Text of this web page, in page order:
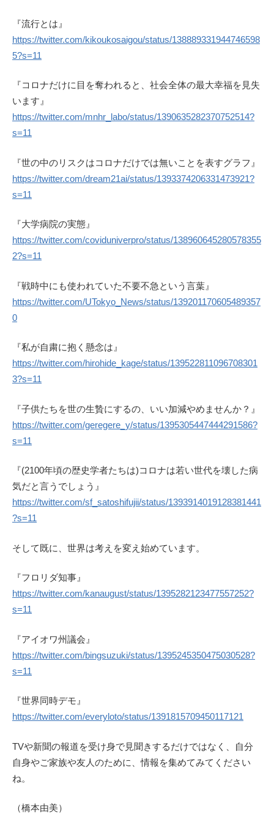
『流行とは』
https://twitter.com/kikoukosaigou/status/138889331944746598
5?s=11
『コロナだけに目を奪われると、社会全体の最大幸福を見失
います』
https://twitter.com/mnhr_labo/status/1390635282370752514?
s=11
『世の中のリスクはコロナだけでは無いことを表すグラフ』
https://twitter.com/dream21ai/status/1393374206331473921?
s=11
『大学病院の実態』
https://twitter.com/coviduniverpro/status/138960645280578355
2?s=11
『戦時中にも使われていた不要不急という言葉』
https://twitter.com/UTokyo_News/status/139201170605489357
0
『私が自粛に抱く懸念は』
https://twitter.com/hirohide_kage/status/139522811096708301
3?s=11
『子供たちを世の生贄にするの、いい加減やめませんか？』
https://twitter.com/geregere_y/status/1395305447444291586?
s=11
『(2100年頃の歴史学者たちは)コロナは若い世代を壊した病
気だと言うでしょう』
https://twitter.com/sf_satoshifujii/status/1393914019128381441
?s=11
そして既に、世界は考えを変え始めています。
『フロリダ知事』
https://twitter.com/kanaugust/status/1395282123477557252?
s=11
『アイオワ州議会』
https://twitter.com/bingsuzuki/status/1395245350475030528?
s=11
『世界同時デモ』
https://twitter.com/everyloto/status/1391815709450117121
TVや新聞の報道を受け身で見聞きするだけではなく、自分
自身やご家族や友人のために、情報を集めてみてください
ね。
（橋本由美）